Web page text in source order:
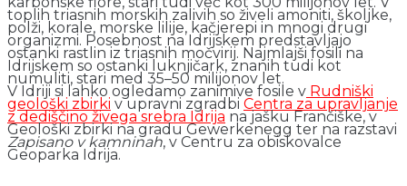
toplih triasnih morskih zalivih so živeli amoniti, školjke,
polži, korale, morske lilije, kačjerepi in mnogi drugi
organizmi. Posebnost na Idrijskem predstavljajo
ostanki rastlin iz triasnih močvirij. Najmlajši fosili na
Idrijskem so ostanki luknjičark, znanih tudi kot
numuliti, stari med 35–50 milijonov let.
V Idriji si lahko ogledamo zanimive fosile v Rudniški
geološki zbirki v upravni zgradbi Centra za upravljanje
z dediščino živega srebra Idrija na jašku Frančiške, v
Geološki zbirki na gradu Gewerkenegg ter na razstavi
Zapisano v kamninah, v Centru za obiskovalce
Geoparka Idrija.